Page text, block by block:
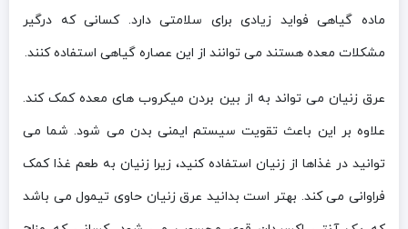
ماده گیاهی فواید زیادی برای سلامتی دارد. کسانی که درگیر
مشکلات معده هستند می توانند از این عصاره گیاهی استفاده کنند.
عرق زنیان می تواند به از بین بردن میکروب های معده کمک کند.
علاوه بر این باعث تقویت سیستم ایمنی بدن می شود. شما می
توانید در غذاها از زنیان استفاده کنید، زیرا زنیان به طعم غذا کمک
فراوانی می کند. بهتر است بدانید عرق زنیان حاوی تیمول می باشد